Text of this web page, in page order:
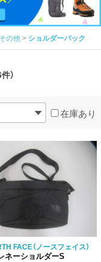
の他 ショルダーバック
）
在庫あり
FACE（ノースフェイス）
ネーショルダーS